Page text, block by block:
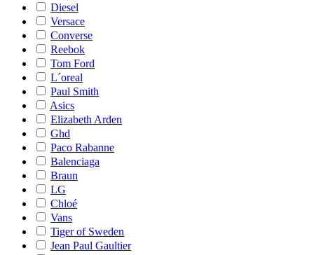
Diesel
Versace
Converse
Reebok
Tom Ford
L´oreal
Paul Smith
Asics
Elizabeth Arden
Ghd
Paco Rabanne
Balenciaga
Braun
LG
Chloé
Vans
Tiger of Sweden
Jean Paul Gaultier